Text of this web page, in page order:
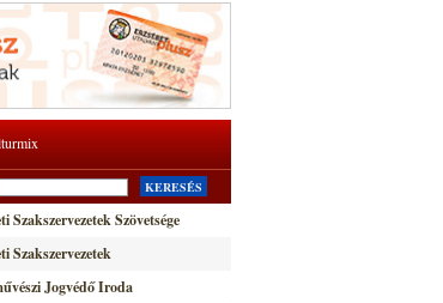
KERESÉS
Szakszervezetek Szövetsége
Szakszervezetek
Jogvédő Iroda